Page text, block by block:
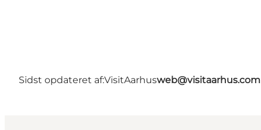
Sidst opdateret af:VisitAarhusweb@visitaarhus.com